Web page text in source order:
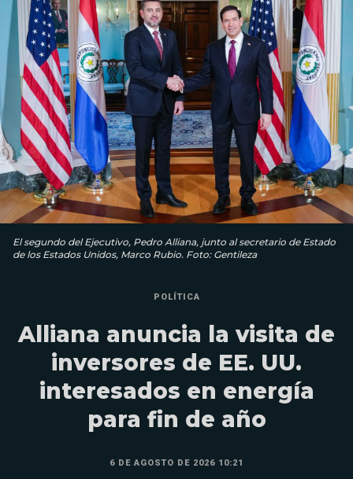
El segundo del Ejecutivo, Pedro Alliana, junto al secretario de Estado
de los Estados Unidos, Marco Rubio. Foto: Gentileza
POLÍTICA
Alliana anuncia la visita de
inversores de EE. UU.
interesados en energía
para fin de año
6 DE AGOSTO DE 2026 10:21